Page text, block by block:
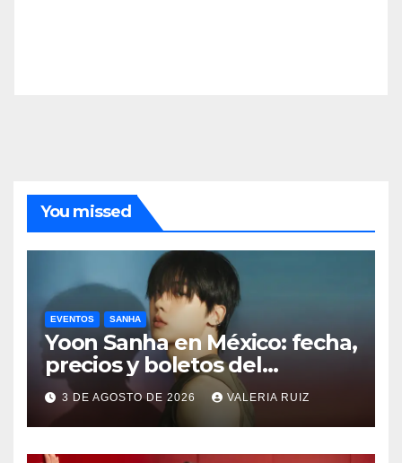
You missed
EVENTOS SANHA
Yoon Sanha en México: fecha,
precios y boletos del
FANCON
3 DE AGOSTO DE 2026 VALERIA RUIZ